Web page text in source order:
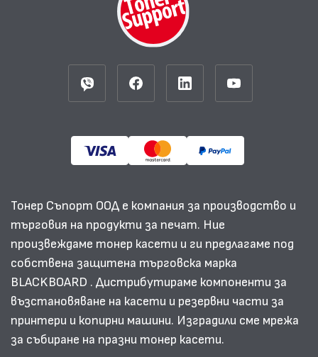
Тонер Съпорт ООД е компания за производство и
търговия на продукти за печат. Ние
произвеждаме тонер касети и ги предлагаме под
собствена защитена търговска марка
BLACKBOARD . Дистрибутираме компоненти за
възстановяване на касети и резервни части за
принтери и копирни машини. Изградили сме мрежа
за събиране на празни тонер касети.